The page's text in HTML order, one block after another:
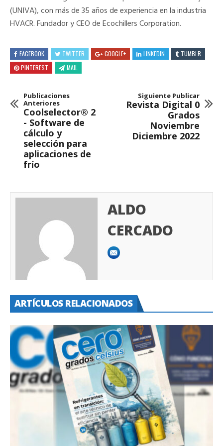
(UNIVA), con más de 35 años de experiencia en la industria
HVACR. Fundador y CEO de Ecochillers Corporation.
FACEBOOK TWITTER GOOGLE+ LINKEDIN
TUMBLR
PINTEREST
MAIL
Publicaciones
Anteriores
Coolselector® 2
- Software de
cálculo y
selección para
aplicaciones de
frío
Siguiente Publicar
Revista Digital 0
Grados
Noviembre
Diciembre 2022
ALDO
CERCADO
ARTÍCULOS RELACIONADOS